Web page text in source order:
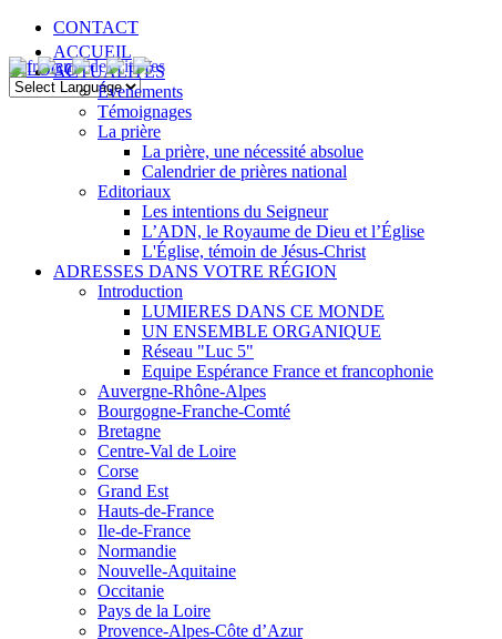
CONTACT
ACCUEIL
ACTUALITÉS
Évenements
Témoignages
La prière
La prière, une nécessité absolue
Calendrier de prières national
Editoriaux
Les intentions du Seigneur
L’ADN, le Royaume de Dieu et l’Église
L'Église, témoin de Jésus-Christ
ADRESSES DANS VOTRE RÉGION
Introduction
LUMIERES DANS CE MONDE
UN ENSEMBLE ORGANIQUE
Réseau "Luc 5"
Equipe Espérance France et francophonie
Auvergne-Rhône-Alpes
Bourgogne-Franche-Comté
Bretagne
Centre-Val de Loire
Corse
Grand Est
Hauts-de-France
Ile-de-France
Normandie
Nouvelle-Aquitaine
Occitanie
Pays de la Loire
Provence-Alpes-Côte d’Azur